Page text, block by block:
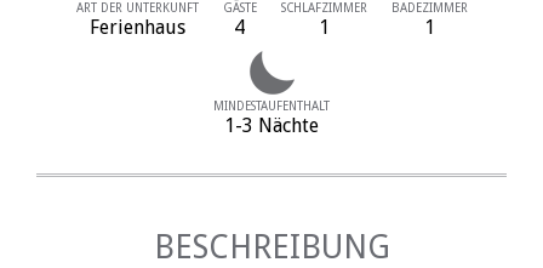
ART DER UNTERKUNFT
Ferienhaus
GÄSTE
4
SCHLAFZIMMER
1
BADEZIMMER
1
MINDESTAUFENTHALT
1-3 Nächte
BESCHREIBUNG